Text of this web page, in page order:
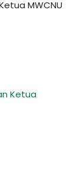
MWCNU
Ketua